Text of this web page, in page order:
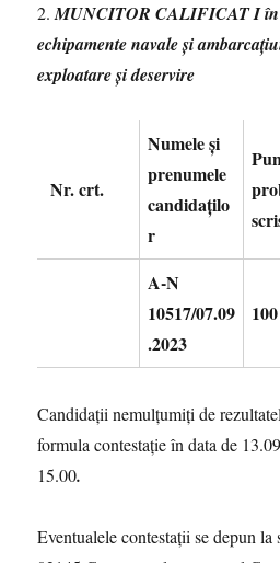
2.MUNCITOR CALIFICAT I în
echipamente navale și
exploatare și deservire
Nr.crt.
Numele și
prenumele
candidaţilo
r
A-N
10517/07.09
.2023
100
Candidații nemulțumiți de
formula contestație în data de
15.00.
Eventualele contestații se depun